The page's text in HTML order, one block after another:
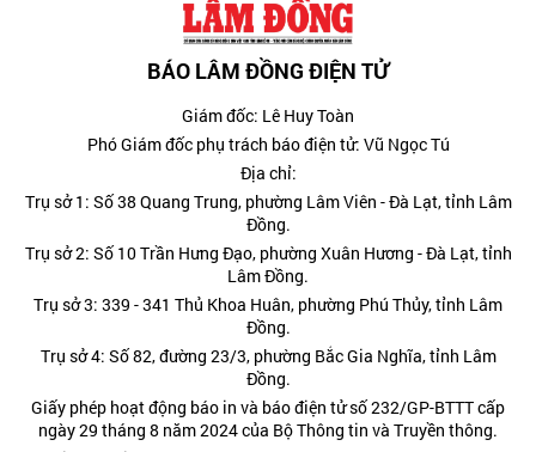
BÁO LÂM ĐỒNG ĐIỆN TỬ
Giám đốc: Lê Huy Toàn
Phó Giám đốc phụ trách báo điện tử: Vũ Ngọc Tú
Địa chỉ:
Trụ sở 1: Số 38 Quang Trung, phường Lâm Viên - Đà Lạt, tỉnh Lâm
Đồng.
Trụ sở 2: Số 10 Trần Hưng Đạo, phường Xuân Hương - Đà Lạt, tỉnh
Lâm Đồng.
Trụ sở 3: 339 - 341 Thủ Khoa Huân, phường Phú Thủy, tỉnh Lâm
Đồng.
Trụ sở 4: Số 82, đường 23/3, phường Bắc Gia Nghĩa, tỉnh Lâm
Đồng.
Giấy phép hoạt động báo in và báo điện tử số 232/GP-BTTT cấp
ngày 29 tháng 8 năm 2024 của Bộ Thông tin và Truyền thông.